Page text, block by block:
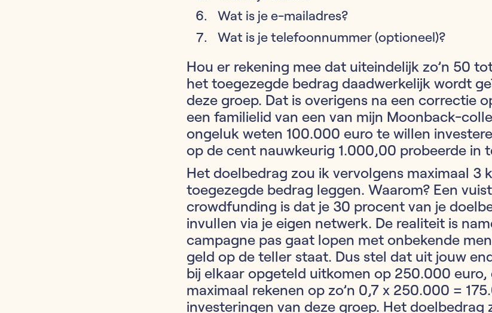
Wat is je e-mailadres?
Wat is je telefoonnummer (optioneel)?
Hou er rekening mee dat uiteindelijk zo’n 50
het toegezegde bedrag daadwerkelijk wordt
deze groep. Dat is overigens na een correctie
een familielid van een van mijn Moonback-
ongeluk weten 100.000 euro te willen
op de cent nauwkeurig 1.000,00 probeerde in
Het doelbedrag zou ik vervolgens maximaal 3
toegezegde bedrag leggen. Waarom? Een
crowdfunding is dat je 30 procent van je
invullen via je eigen netwerk. De realiteit is
campagne pas gaat lopen met onbekende
geld op de teller staat. Dus stel dat uit jouw
bij elkaar opgeteld uitkomen op 250.000 euro,
maximaal rekenen op zo’n 0,7 x 250.000 =
investeringen van deze groep. Het doelbedrag